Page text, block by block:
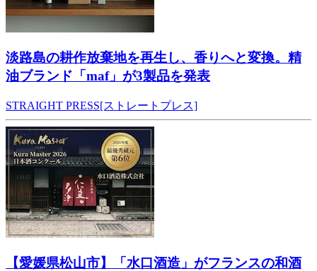
淡路島の耕作放棄地を再生し、香りへと変換。精
油ブランド「maf」が3製品を発表
STRAIGHT PRESS[ストレートプレス]
【愛媛県松山市】「水口酒造」がフランスの和酒